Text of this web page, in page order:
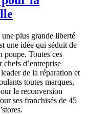
plus grande liberté
une idée qui séduit de
poupe. Toutes ces
chefs d’entreprise
de la réparation et
toutes marques,
la reconversion
ses franchisés de 45